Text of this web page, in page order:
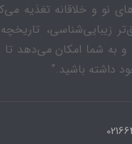
نو و خلاقانه تغذیه
زیبایی‌شناسی،
به شما امکان می‌دهد تا
داشته باشید.”